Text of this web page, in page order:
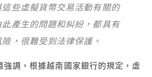
些虛擬貨幣交易活動有關的
此產生的問題和糾紛，都具有
，很難受到法律保護。
強調，根據越南國家銀行的規定，虛